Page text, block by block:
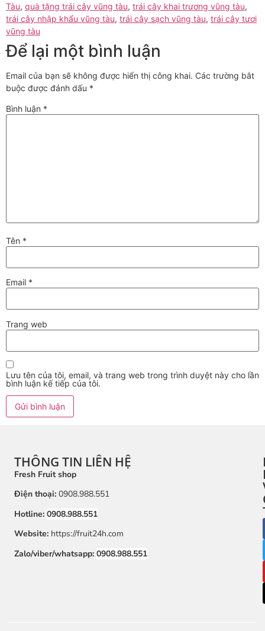
Tàu, quà tặng trái cây vũng tàu, trái cây khai trương vũng tàu,
trái cây nhập khẩu vũng tàu, trái cây sạch vũng tàu, trái cây tươi
vũng tàu
Để lại một bình luận
Email của bạn sẽ không được hiển thị công khai. Các trường bắt
buộc được đánh dấu *
Bình luận *
Tên *
Email *
Trang web
Lưu tên của tôi, email, và trang web trong trình duyệt này cho lần
bình luận kế tiếp của tôi.
THÔNG TIN LIÊN HỆ
Fresh Fruit shop
Điện thoại: 0908.988.551
Hotline: 0908.988.551
Website: https://fruit24h.com
Zalo/viber/whatsapp: 0908.988.551